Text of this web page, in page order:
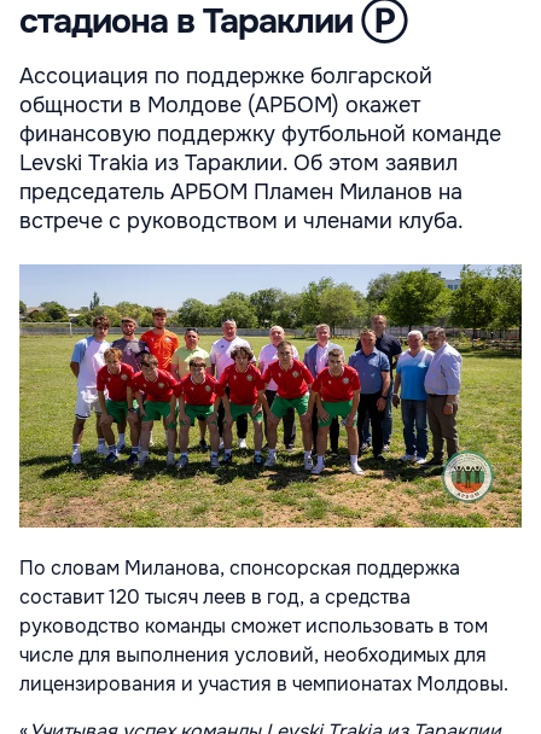
стадиона в Тараклии Ⓟ
Ассоциация по поддержке болгарской
общности в Молдове (АРБОМ) окажет
финансовую поддержку футбольной команде
Levski Trakia из Тараклии. Об этом заявил
председатель АРБОМ Пламен Миланов на
встрече с руководством и членами клуба.
По словам Миланова, спонсорская поддержка
составит 120 тысяч леев в год, а средства
руководство команды сможет использовать в том
числе для выполнения условий, необходимых для
лицензирования и участия в чемпионатах Молдовы.